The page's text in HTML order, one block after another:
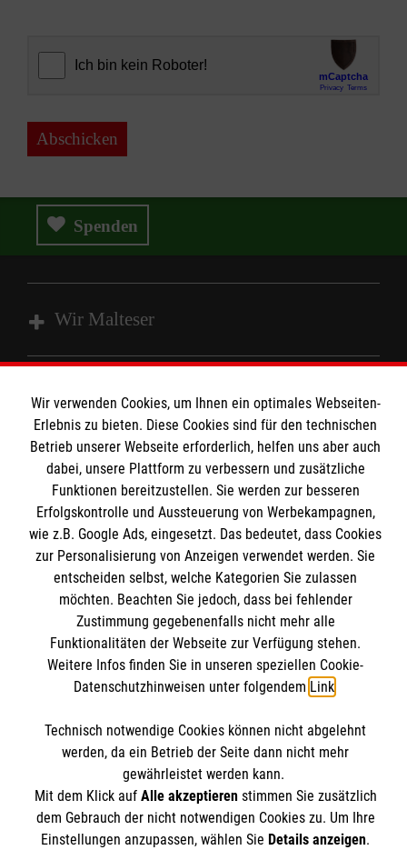
Abschicken
Spenden
Wir Malteser
Unsere Kurse
Mitarbeiten
Wir Malteser
Informationen
Kontakt
Nachhaltigkeit
Transparenz
Prävention
Compliance
Impressum
Datenschutz
Malteser online
Malteserorden
Malteser Jugend
Malteser International
Mediathek
Spendenkonto
Empfänger: Malteser Neckar-Alb
BIC: BFSWDE33XXX (Bank für Sozialwirtschaft)
Soziale Netzwerke
Der Malteser Hilfsdienst e.V. ist als eingetragene
gemeinnützige Organisation von der Körperschaft- und
Wir verwenden Cookies, um Ihnen ein optimales Webseiten-
Erlebnis zu bieten. Diese Cookies sind für den technischen
Betrieb unserer Webseite erforderlich, helfen uns aber auch
dabei, unsere Plattform zu verbessern und zusätzliche
Funktionen bereitzustellen. Sie werden zur besseren
Erfolgskontrolle und Aussteuerung von Werbekampagnen,
wie z.B. Google Ads, eingesetzt. Das bedeutet, dass Cookies
zur Personalisierung von Anzeigen verwendet werden. Sie
entscheiden selbst, welche Kategorien Sie zulassen
möchten. Beachten Sie jedoch, dass bei fehlender
Zustimmung gegebenenfalls nicht mehr alle
Funktionalitäten der Webseite zur Verfügung stehen.
Weitere Infos finden Sie in unseren speziellen Cookie-
Datenschutzhinweisen unter folgendem Link.
Technisch notwendige Cookies können nicht abgelehnt
werden, da ein Betrieb der Seite dann nicht mehr
gewährleistet werden kann.
Mit dem Klick auf Alle akzeptierenstimmen Sie zusätzlich
dem Gebrauch der nicht notwendigen Cookies zu. Um Ihre
Einstellungen anzupassen, wählen Sie Details anzeigen.